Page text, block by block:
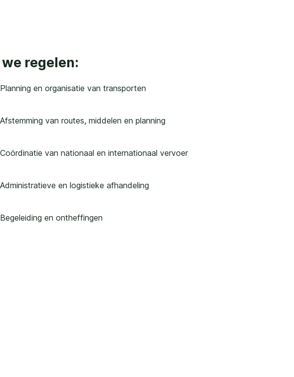
regelen:
Planning en organisatie van transporten
Afstemming van routes, middelen en planning
Coördinatie van nationaal en internationaal vervoer
Administratieve en logistieke afhandeling
Begeleiding en ontheffingen